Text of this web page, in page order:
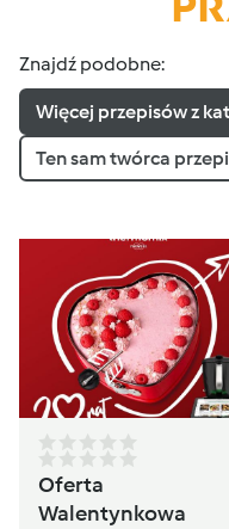
Znajdź podobne:
Więcej przepisów z
Ten sam twórca
Oferta
Walentynkowa